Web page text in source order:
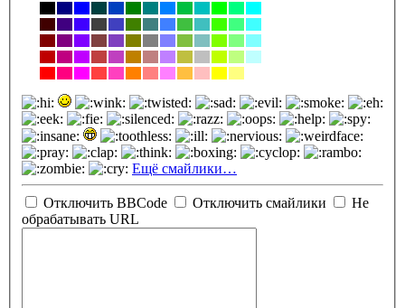
Ещё смайлики…
Отключить BBCode Отключить смайлики
Не
обрабатывать URL